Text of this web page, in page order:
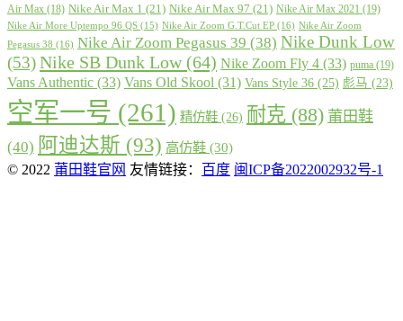
Air Max (18) Nike Air Max 1 (21) Nike Air Max 97 (21) Nike Air Max 2021 (19)
Nike Air More Uptempo 96 QS (15) Nike Air Zoom G.T.Cut EP (16) Nike Air Zoom
Pegasus 38 (16) Nike Air Zoom Pegasus 39 (38) Nike Dunk Low
(53)Nike SB Dunk Low(64) Nike Zoom Fly 4 (33) puma (19)
Vans Authentic (33) Vans Old Skool (31) Vans Style 36 (25) 彪马 (23)
空军一号 (261) 精仿鞋 (26) 耐克 (88) 莆田鞋
(40) 阿迪达斯 (93) 高仿鞋 (30)
© 2022 莆田鞋官网 友情链接： 百度 闽ICP备2022002932号-1